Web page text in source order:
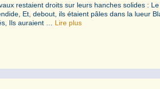
restaient droits sur leurs hanches solides : Le
Et, debout, ils étaient pâles dans la lueur
Ils auraient … Lire plus